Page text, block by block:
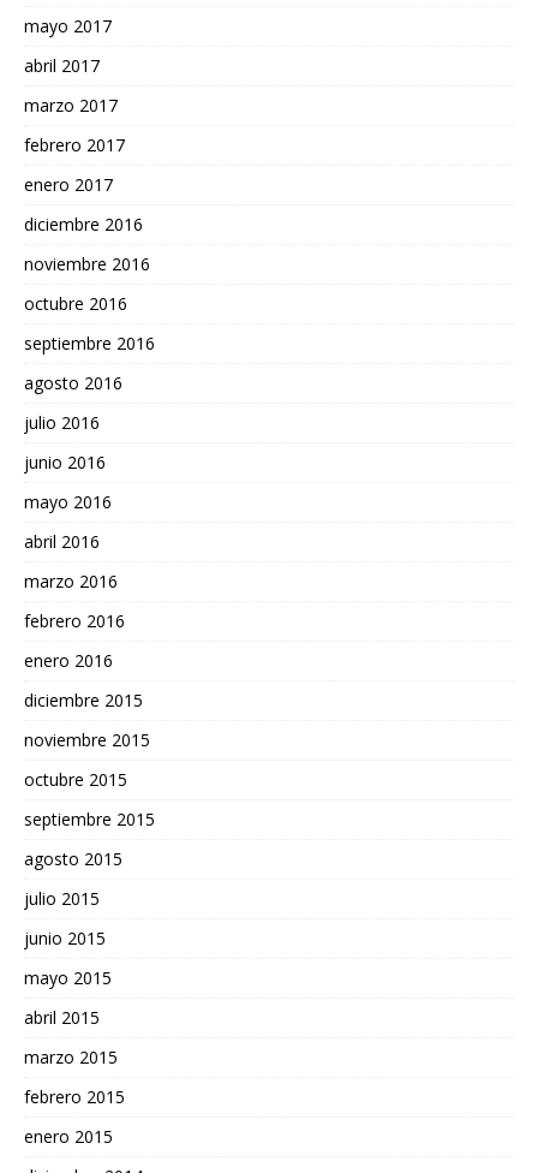
mayo 2017
abril 2017
marzo 2017
febrero 2017
enero 2017
diciembre 2016
noviembre 2016
octubre 2016
septiembre 2016
agosto 2016
julio 2016
junio 2016
mayo 2016
abril 2016
marzo 2016
febrero 2016
enero 2016
diciembre 2015
noviembre 2015
octubre 2015
septiembre 2015
agosto 2015
julio 2015
junio 2015
mayo 2015
abril 2015
marzo 2015
febrero 2015
enero 2015